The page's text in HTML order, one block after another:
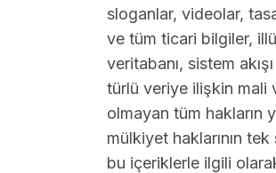
sloganlar, videolar,
ve tüm ticari bilgiler,
veritabanı, sistem
türlü veriye ilişkin mali
olmayan tüm hakların
mülkiyet haklarının
bu içeriklerle ilgili